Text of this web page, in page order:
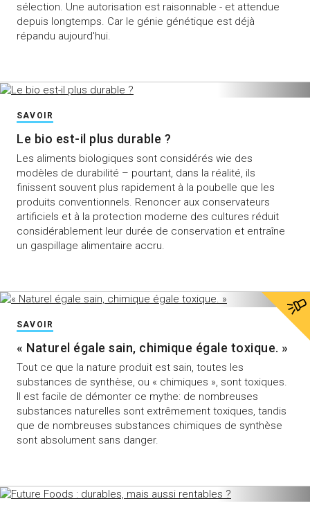
sélection. Une autorisation est raisonnable - et attendue
depuis longtemps. Car le génie génétique est déjà
répandu aujourd'hui.
SAVOIR
Le bio est-il plus durable ?
Les aliments biologiques sont considérés wie des
modèles de durabilité – pourtant, dans la réalité, ils
finissent souvent plus rapidement à la poubelle que les
produits conventionnels. Renoncer aux conservateurs
artificiels et à la protection moderne des cultures réduit
considérablement leur durée de conservation et entraîne
un gaspillage alimentaire accru.
SAVOIR
« Naturel égale sain, chimique égale toxique. »
Tout ce que la nature produit est sain, toutes les
substances de synthèse, ou « chimiques », sont toxiques.
Il est facile de démonter ce mythe: de nombreuses
substances naturelles sont extrêmement toxiques, tandis
que de nombreuses substances chimiques de synthèse
sont absolument sans danger.